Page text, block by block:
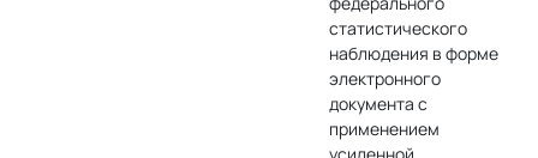
статистического
наблюдения в форме
электронного
документа с
применением